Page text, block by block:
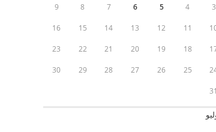
3
4
5
6
7
8
9
11
12
13
14
15
16
18
19
20
21
22
23
25
26
27
28
29
30
31